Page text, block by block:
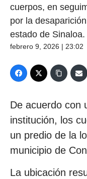
cuerpos, en
por la
estado de Sinaloa.
febrero 9, 2026 | 23:02
De acuerdo con
institución, los
un predio de la
municipio de
La ubicación